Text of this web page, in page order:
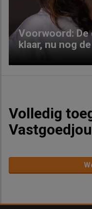
Voorwoord:
klaar, nu nog
Volledig